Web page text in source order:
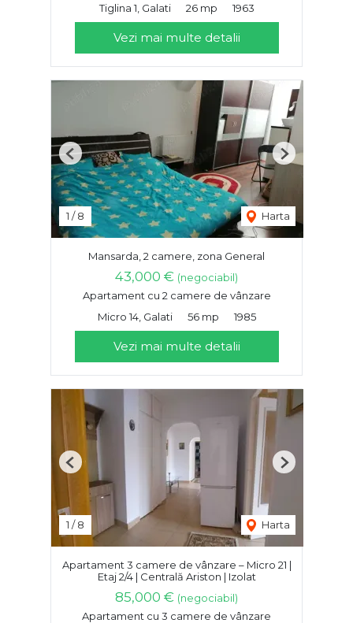
Tiglina 1, Galati
26 mp 1963
Vezi mai multe detalii
1 /8 Harta
Previous Next
Mansarda, 2 camere, zona General
43,000 € (negociabil)
Apartament cu 2 camere de vânzare
Micro 14, Galati
56 mp 1985
Vezi mai multe detalii
1 /8 Harta
Previous Next
Apartament 3 camere de vânzare – Micro 21 |
Etaj 2/4 | Centrală Ariston | Izolat
85,000 € (negociabil)
Apartament cu 3 camere de vânzare